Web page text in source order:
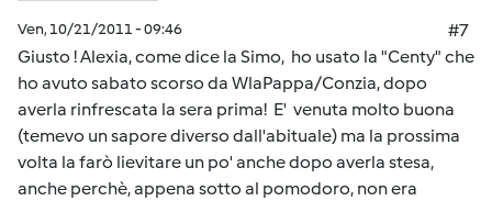
Ven, 10/21/2011 - 09:46
#7
Giusto ! Alexia, come dice la Simo, ho usato la "Centy" che
ho avuto sabato scorso da WlaPappa/Conzia, dopo
averla rinfrescata la sera prima! E' venuta molto buona
(temevo un sapore diverso dall'abituale) ma la prossima
volta la farò lievitare un po' anche dopo averla stesa,
anche perchè, appena sotto al pomodoro, non era